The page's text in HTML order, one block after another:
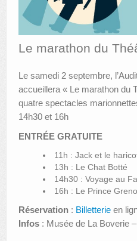
ANIMATIONS DES MUSÉES
PUBLICATIONS
LE PORTAIL DES
Le marathon du
Le samedi 2 septembre,
accueillera « Le marathon du
quatre spectacles
14h30 et 16h
ENTRÉE GRATUITE
11h : Jack et le
13h : Le Chat Botté
14h30 : Voyage au
16h : Le Prince
Réservation : Billetterie en
Infos : Musée de La Boverie